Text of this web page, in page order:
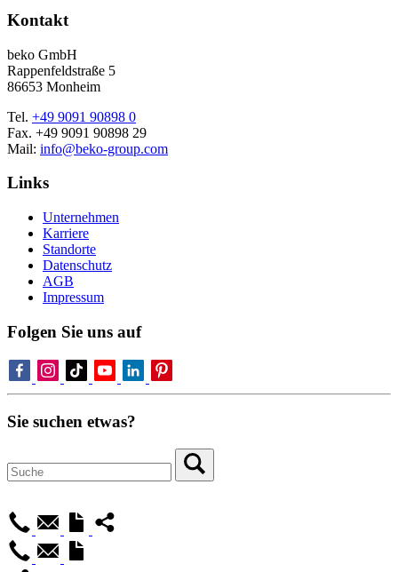
Kontakt
beko GmbH
Rappenfeldstraße 5
86653 Monheim
Tel. +49 9091 90898 0
Fax. +49 9091 90898 29
Mail: info@beko-group.com
Links
Unternehmen
Karriere
Standorte
Datenschutz
AGB
Impressum
Folgen Sie uns auf
Sie suchen etwas?